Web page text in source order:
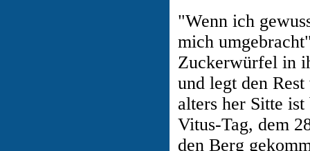
"Wenn ich
mich
Zuckerwürfel in
und legt den
alters her Sitte
Vitus-Tag, dem
den Berg